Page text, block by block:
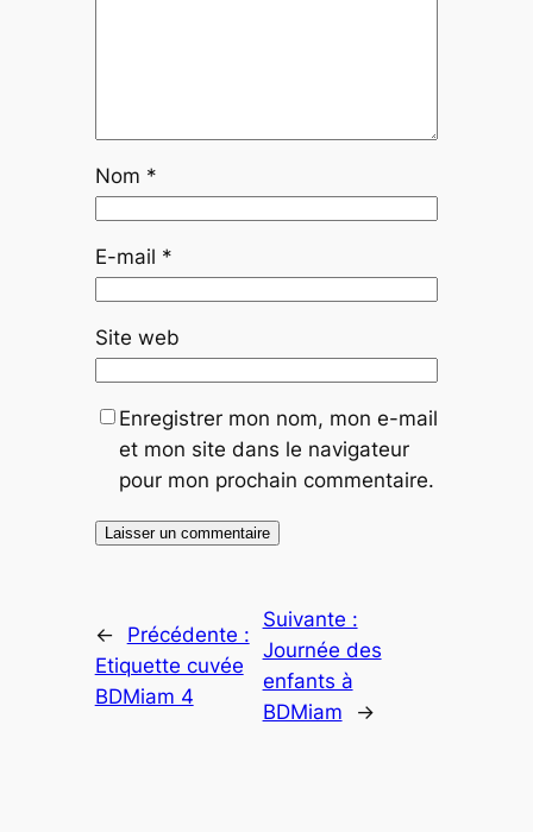
Nom *
E-mail *
Site web
Enregistrer mon nom, mon e-mail
et mon site dans le navigateur
pour mon prochain commentaire.
←
Précédente :
Etiquette cuvée
BDMiam 4
Suivante :
Journée des
enfants à
BDMiam
→